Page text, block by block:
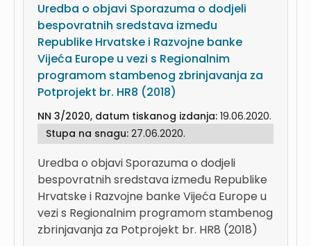
Uredba o objavi Sporazuma o dodjeli
bespovratnih sredstava između
Republike Hrvatske i Razvojne banke
Vijeća Europe u vezi s Regionalnim
programom stambenog zbrinjavanja za
Potprojekt br. HR8 (2018)
NN 3/2020, datum tiskanog izdanja: 19.06.2020.
Stupa na snagu: 27.06.2020.
Uredba o objavi Sporazuma o dodjeli
bespovratnih sredstava između Republike
Hrvatske i Razvojne banke Vijeća Europe u
vezi s Regionalnim programom stambenog
zbrinjavanja za Potprojekt br. HR8 (2018)